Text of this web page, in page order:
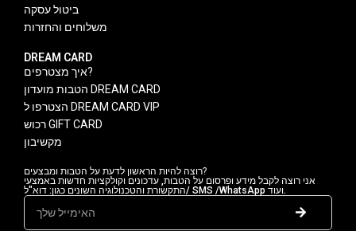
ביטול עסקה
משלוחים והחזרות
DREAM CARD
איך מצטרפים?
הטבות מועדון DREAM CARD
הצטרפו ל DREAM CARD VIP
רכוש GIFT CARD
מקשיבון
רוצה להיות הראשון לדעת על הטבות ומבצעים?
אני רוצה לקבל מידע ופרסום על הטבות, עדכונים וקולקציות חדשות באמצעי
התקשורת והטכנולוגיה השונים כגון: דוא"ל/ SMS /WhatsApp ועוד.